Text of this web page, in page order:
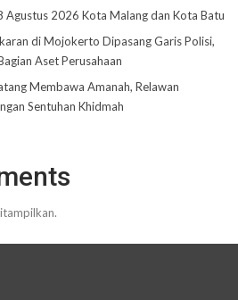
Agustus 2026 Kota Malang dan Kota Batu
di Mojokerto Dipasang Garis Polisi,
Aset Perusahaan
Membawa Amanah, Relawan
Sentuhan Khidmah